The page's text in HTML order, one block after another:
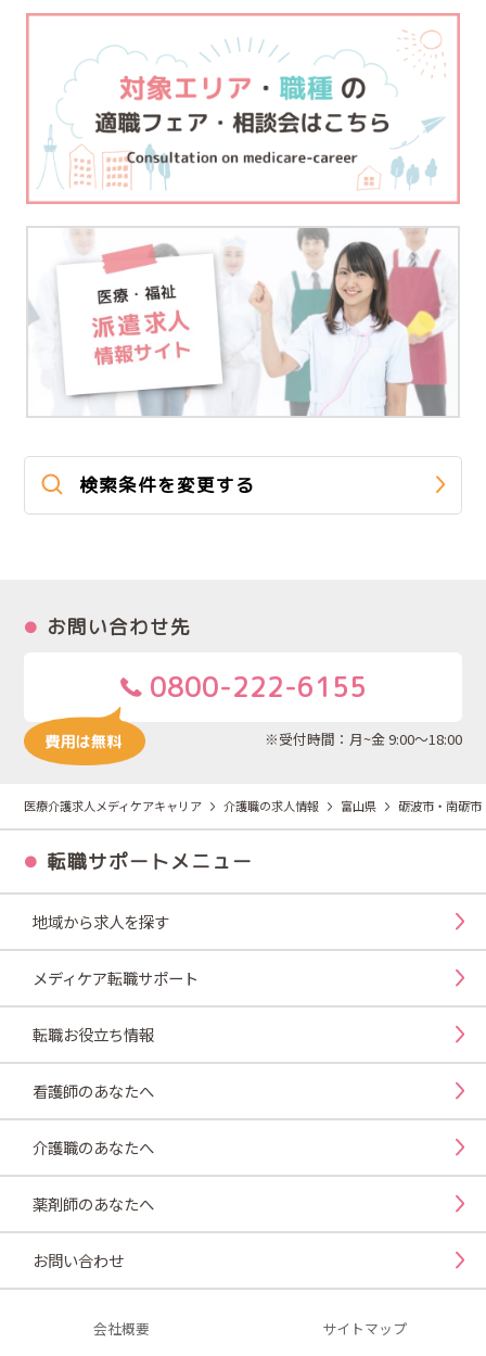
検索条件を変更する
お問い合わせ先
0800-222-6155
※受付時間：月~金 9:00～18:00
医療介護求人メディケアキャリア 介護職の求人情報 富山県 砺波市・南砺市
転職サポートメニュー
地域から求人を探す
メディケア転職サポート
転職お役立ち情報
看護師のあなたへ
介護職のあなたへ
薬剤師のあなたへ
お問い合わせ
会社概要
サイトマップ